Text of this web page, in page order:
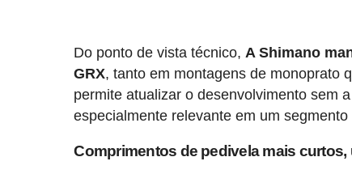
Do ponto de vista técnico, A Shimano
GRX, tanto em montagens de monoprato
permite atualizar o desenvolvimento sem
especialmente relevante em um
Comprimentos de pedivela mais